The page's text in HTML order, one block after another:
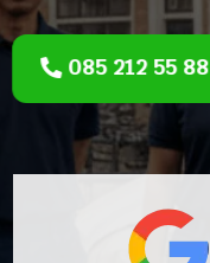
085 212 55 88